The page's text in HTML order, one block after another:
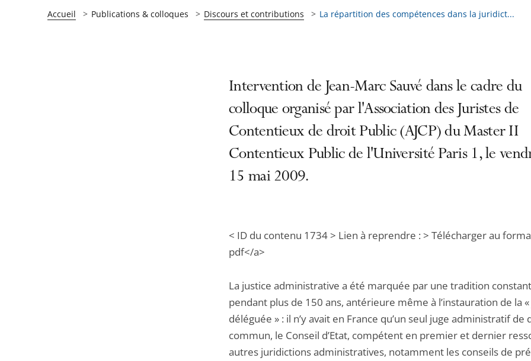
Accueil Publications & colloques Discours et contributions La répartition des compétences dans la juridict...
Intervention de Jean-Marc Sauvé dans le cadre du
colloque organisé par l'Association des Juristes de
Contentieux de droit Public (AJCP) du Master II
Contentieux Public de l'Université Paris 1, le
15 mai 2009.
< ID du contenu 1734 > Lien à reprendre : > Télécharger au
pdf</a>
La justice administrative a été marquée par une tradition
pendant plus de 150 ans, antérieure même à l’instauration de la
déléguée » : il n’y avait en France qu’un seul juge administratif de
commun, le Conseil d’Etat, compétent en premier et dernier
autres juridictions administratives, notamment les conseils de